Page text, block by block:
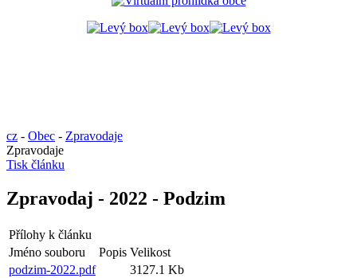
cz - Obec - Zpravodaje
Zpravodaje
Tisk článku
Zpravodaj - 2022 - Podzim
Přílohy k článku
Jméno souboru
Popis Velikost
podzim-2022.pdf
3127.1 Kb